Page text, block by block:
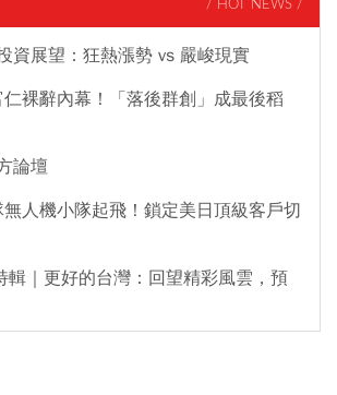
/ HOT NEWS /
資展望：狂熱漲勢 vs 嚴峻現實
裸辭內幕！「落後群創」成最後稻
論壇
人機小隊起飛！鎖定美日頂級客戶切
輯｜更好的台灣：回望精彩風雲，預